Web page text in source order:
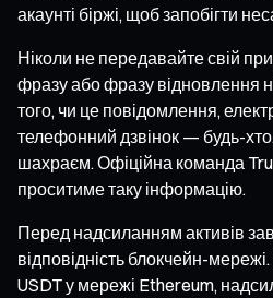
акаунті біржі, щоб запобігти
Ніколи не передавайте свій
фразу або фразу відновлення
того, чи це повідомлення,
телефонний дзвінок — будь-хто,
шахраєм. Офіційна команда
проситиме таку інформацію.
Перед надсиланням активів
відповідність блокчейн-
USDT у мережі Ethereum,